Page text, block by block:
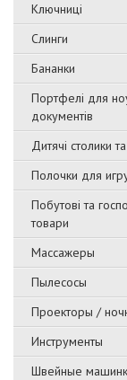
Ключниці
Слинги
Бананки
Портфелі для
документів
Дитячі столики та
Полочки для
Побутові та
товари
Массажеры
Пылесосы
Проекторы /
Инструменты
Швейные